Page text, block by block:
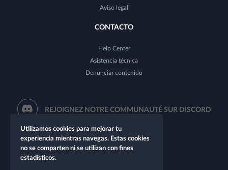
Aviso legal
CONTACTO
Help Center
Asistencia técnica
Denunciar contenido
REJOIGNEZ NOTRE COMMUNAUTÉ SUR DISCORD
Utilizamos cookies para mejorar tu
experiencia mientras navegas. Estas cookies
no se comparten ni se utilizan con fines
estadísticos.